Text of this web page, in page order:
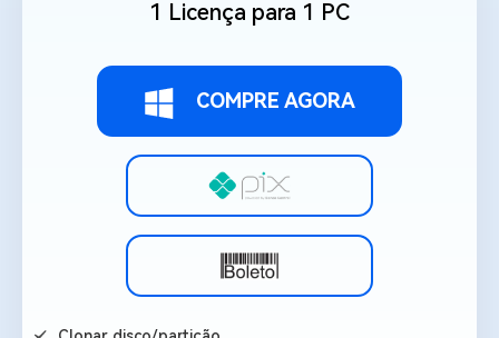
1 Licença para 1 PC
COMPRE AGORA